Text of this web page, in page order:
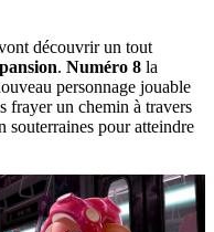
découvrir un tout
. Numéro 8 la
personnage jouable
frayer un chemin à travers
souterraines pour atteindre